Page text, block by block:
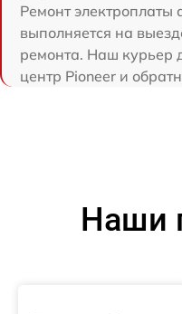
Ремонт электроплаты
выполняется на
ремонта. Наш курьер
центр Pioneer и
Наши